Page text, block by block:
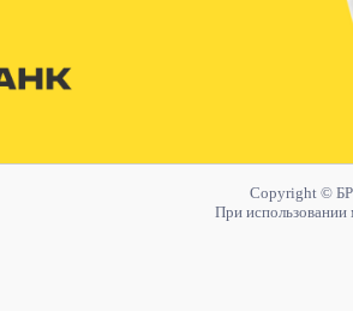
Copyright ©
При использовании